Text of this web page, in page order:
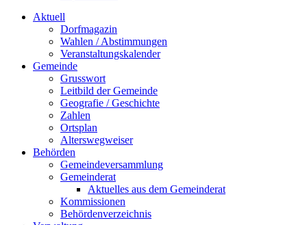
Aktuell
Dorfmagazin
Wahlen / Abstimmungen
Veranstaltungskalender
Gemeinde
Grusswort
Leitbild der Gemeinde
Geografie / Geschichte
Zahlen
Ortsplan
Alterswegweiser
Behörden
Gemeindeversammlung
Gemeinderat
Aktuelles aus dem Gemeinderat
Kommissionen
Behördenverzeichnis